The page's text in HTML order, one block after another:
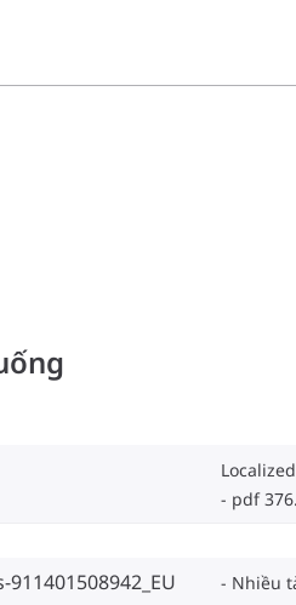
pdf
Nhiều